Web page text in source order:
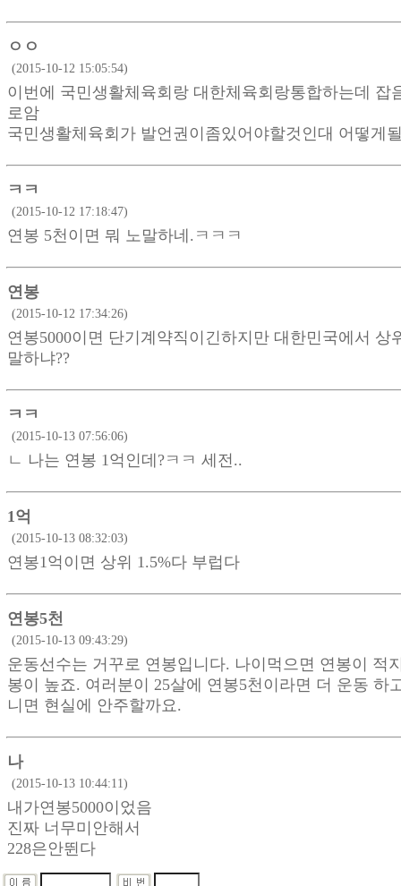
ㅇㅇ
(2015-10-12 15:05:54)
이번에 국민생활체육회랑 대한체육회랑통합하는데 잡
로암
국민생활체육회가 발언권이좀있어야할것인대 어떻게
ㅋㅋ
(2015-10-12 17:18:47)
연봉 5천이면 뭐 노말하네.ㅋㅋㅋ
연봉
(2015-10-12 17:34:26)
연봉5000이면 단기계약직이긴하지만 대한민국에서 상
말하냐??
ㅋㅋ
(2015-10-13 07:56:06)
ㄴ 나는 연봉 1억인데?ㅋㅋ 세전..
1억
(2015-10-13 08:32:03)
연봉1억이면 상위 1.5%다 부럽다
연봉5천
(2015-10-13 09:43:29)
운동선수는 거꾸로 연봉입니다. 나이먹으면 연봉이 적
봉이 높죠. 여러분이 25살에 연봉5천이라면 더 운동 하
니면 현실에 안주할까요.
나
(2015-10-13 10:44:11)
내가연봉5000이었음
진짜 너무미안해서
228은안뛴다